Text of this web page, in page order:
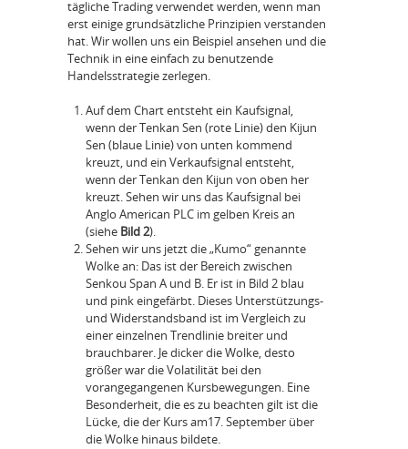
tägliche Trading verwendet werden, wenn man
erst einige grundsätzliche Prinzipien verstanden
hat. Wir wollen uns ein Beispiel ansehen und die
Technik in eine einfach zu benutzende
Handelsstrategie zerlegen.
Auf dem Chart entsteht ein Kaufsignal,
wenn der Tenkan Sen (rote Linie) den Kijun
Sen (blaue Linie) von unten kommend
kreuzt, und ein Verkaufsignal entsteht,
wenn der Tenkan den Kijun von oben her
kreuzt. Sehen wir uns das Kaufsignal bei
Anglo American PLC im gelben Kreis an
(siehe Bild 2).
Sehen wir uns jetzt die „Kumo“ genannte
Wolke an: Das ist der Bereich zwischen
Senkou Span A und B. Er ist in Bild 2 blau
und pink eingefärbt. Dieses Unterstützungs-
und Widerstandsband ist im Vergleich zu
einer einzelnen Trendlinie breiter und
brauchbarer. Je dicker die Wolke, desto
größer war die Volatilität bei den
vorangegangenen Kursbewegungen. Eine
Besonderheit, die es zu beachten gilt ist die
Lücke, die der Kurs am17. September über
die Wolke hinaus bildete.